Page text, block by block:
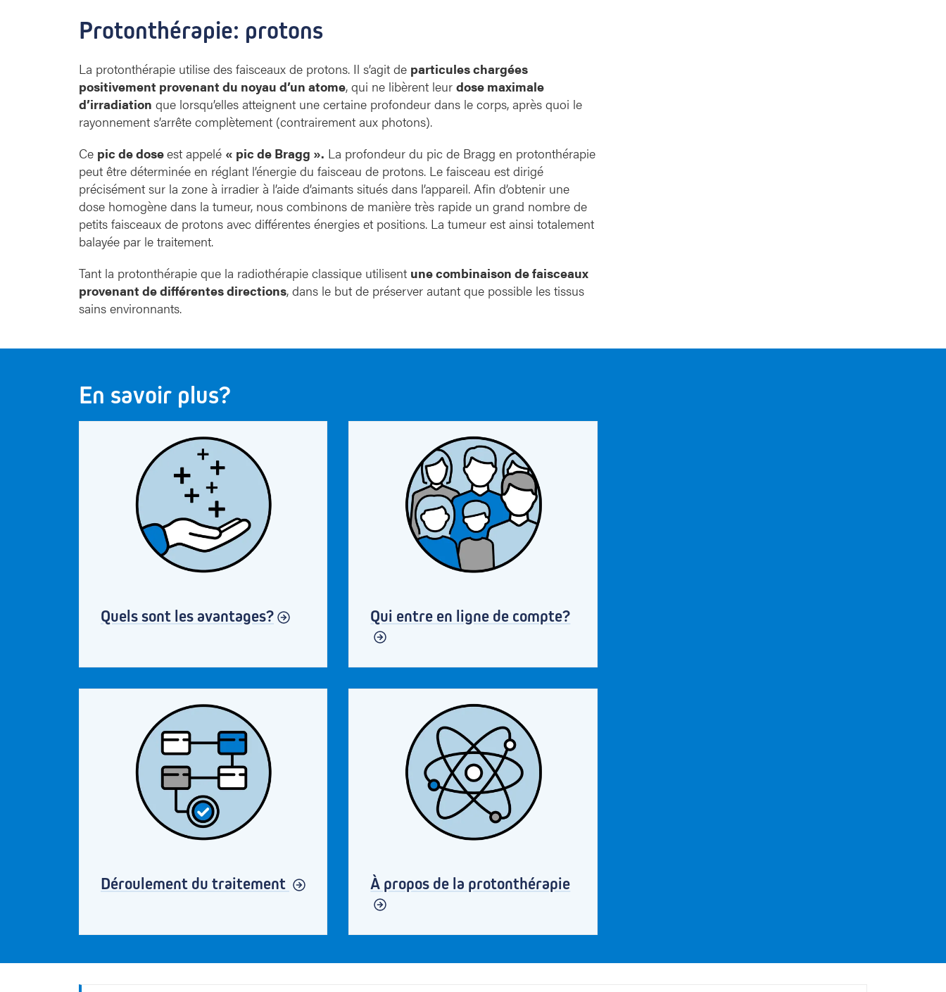
Protonthérapie: protons
La protonthérapie utilise des faisceaux de protons. Il s’agit de particules chargées
positivement provenant du noyau d’un atome, qui ne libèrent leur dose maximale
d’irradiation que lorsqu’elles atteignent une certaine profondeur dans le corps, après quoi le
rayonnement s’arrête complètement (contrairement aux photons).
Ce pic de doseest appelé « pic de Bragg ». La profondeur du pic de Bragg en protonthérapie
peut être déterminée en réglant l’énergie du faisceau de protons. Le faisceau est dirigé
précisément sur la zone à irradier à l’aide d’aimants situés dans l’appareil. Afin d’obtenir une
dose homogène dans la tumeur, nous combinons de manière très rapide un grand nombre de
petits faisceaux de protons avec différentes énergies et positions. La tumeur est ainsi totalement
balayée par le traitement.
Tant la protonthérapie que la radiothérapie classique utilisent une combinaison de faisceaux
provenant de différentes directions, dans le but de préserver autant que possible les tissus
sains environnants.
En savoir plus?
Quels sont les avantages? Qui entre en ligne de compte?
Déroulement du traitement À propos de la protonthérapie